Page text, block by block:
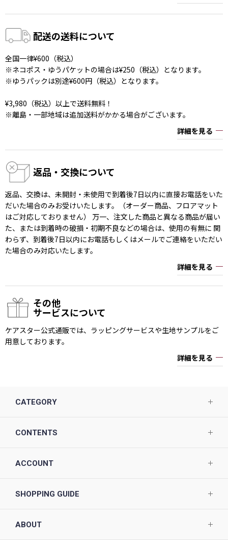
配送の送料について
全国一律¥600（税込）
※ネコポス・ゆうパケットの場合は¥250（税込）となります。
※ゆうパックは別途¥600円（税込）となります。
¥3,980（税込）以上で送料無料！
※離島・一部地域は追加送料がかかる場合がございます。
詳細を見る
返品・交換について
返品、交換は、未開封・未使用で到着後7日以内に直接お電話をいた
だいた場合のみお受けいたします。（オーダー商品、フロアマット
はご対応しておりません） 万一、注文した商品と異なる商品が届い
た、または到着時の破損・初期不良などの場合は、使用の有無に 関
わらず、到着後7日以内にお電話もしくはメールでご連絡をいただい
た場合のみ対応いたします。
詳細を見る
その他
サービスについて
ケアスター公式通販では、ラッピングサービスや生地サンプルをご
用意しております。
詳細を見る
CATEGORY
CONTENTS
ACCOUNT
SHOPPING GUIDE
ABOUT